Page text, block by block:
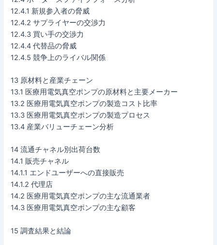
12.4.1 新規参入者の脅威
12.4.2 サプライヤーの交渉力
12.4.3 買い手の交渉力
12.4.4 代替品の脅威
12.4.5 競争上のライバル関係
13 原材料と産業チェーン
13.1 医療用電気真空ポンプの原材料と主要メーカー
13.2 医療用電気真空ポンプの製造コスト比率
13.3 医療用電気真空ポンプの製造プロセス
13.4 産業バリューチェーン分析
14 流通チャネル別出荷台数
14.1 販売チャネル
14.1.1 エンドユーザーへの直接販売
14.1.2 代理店
14.2 医療用電気真空ポンプの主な流通業者
14.3 医療用電気真空ポンプの主な顧客
15 調査結果と結論